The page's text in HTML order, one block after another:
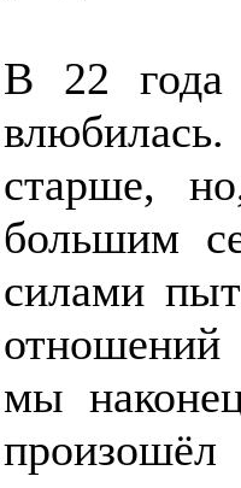
В 22 года
старше,
большим
силами
отношений
мы